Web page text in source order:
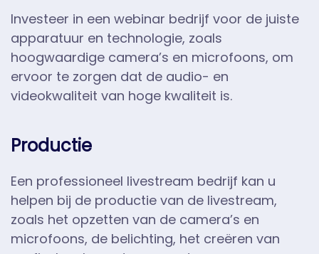
Investeer in een webinar bedrijf voor de juiste
apparatuur en technologie, zoals
hoogwaardige camera’s en microfoons, om
ervoor te zorgen dat de audio- en
videokwaliteit van hoge kwaliteit is.
Productie
Een professioneel livestream bedrijf kan u
helpen bij de productie van de livestream,
zoals het opzetten van de camera’s en
microfoons, de belichting, het creëren van